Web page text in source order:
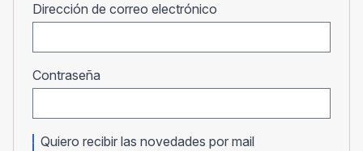
Dirección de correo electrónico
Contraseña
Quiero recibir las novedades por mail